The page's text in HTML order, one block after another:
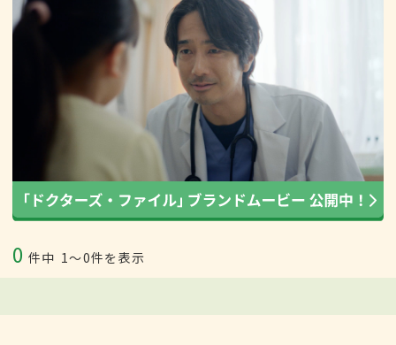
0 件中 1〜0件を表示